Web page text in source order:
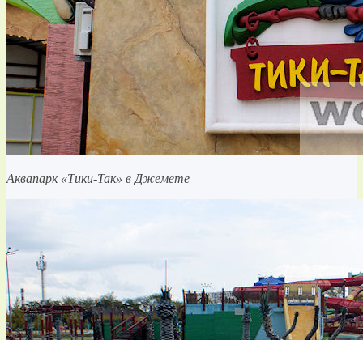
Аквапарк «Тики-Так» в Джемете